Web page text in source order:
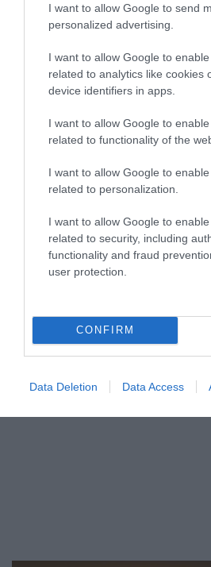
I want to allow Google to send
personalized advertising.
I want to allow Google to
related to analytics like cookies
device identifiers in apps.
I want to allow Google to
related to functionality of the
I want to allow Google to
related to personalization.
I want to allow Google to
related to security, including
functionality and fraud
user protection.
CONFIRM
Data Deletion Data Access
IDŐJÁRÁS
Ekkor érkezik az enyhülés -
előrejelzés
Kedden még folytatódik a forróság, a